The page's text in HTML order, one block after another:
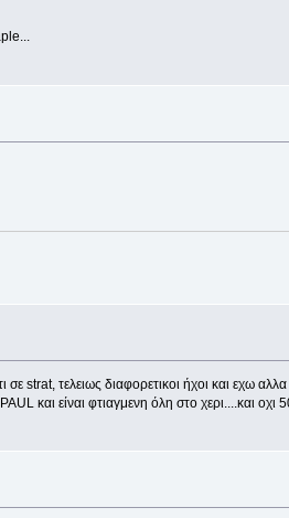
strat, τελειως διαφορετικοι ήχοι και εχω
και είναι φτιαγμενη όλη στο χερι....και οχι